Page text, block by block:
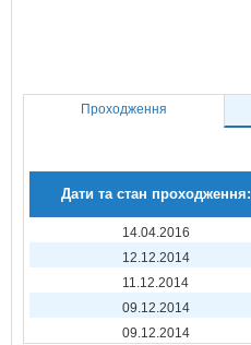
Проходження
Дати та стан проходження:
14.04.2016
12.12.2014
11.12.2014
09.12.2014
09.12.2014